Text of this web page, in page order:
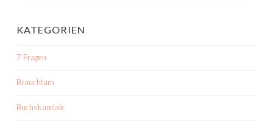
KATEGORIEN
7 Fragen
Brauchtum
Buchskandale